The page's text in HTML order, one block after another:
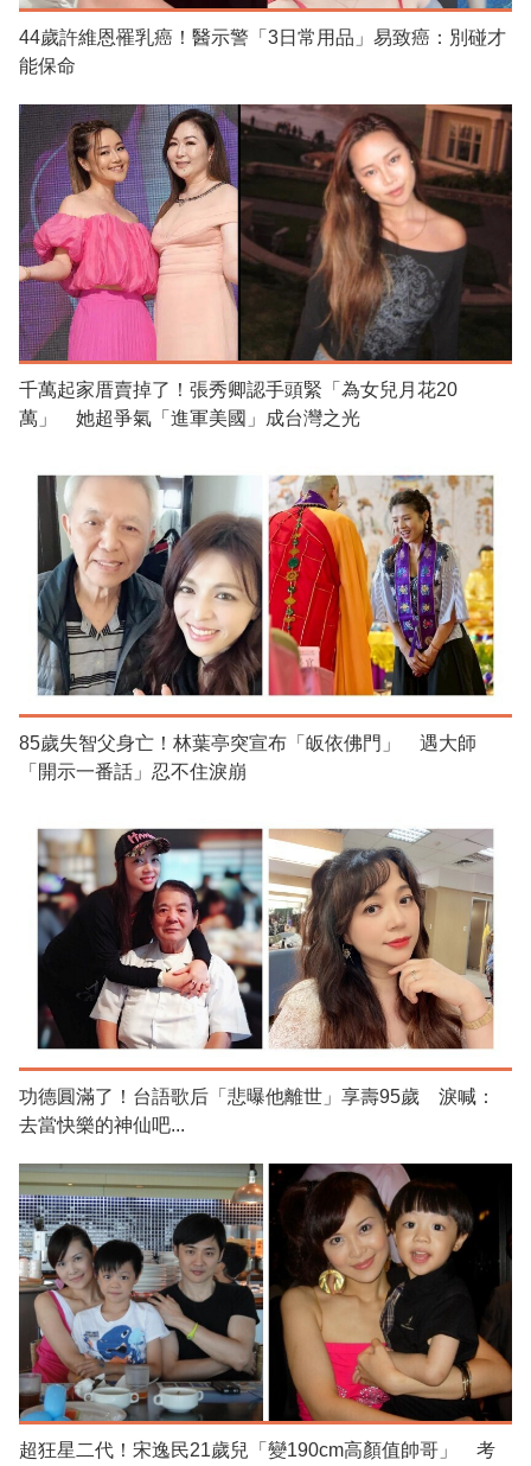
44歲許維恩罹乳癌！醫示警「3日常用品」易致癌：別碰才
能保命
千萬起家厝賣掉了！張秀卿認手頭緊「為女兒月花20
萬」 她超爭氣「進軍美國」成台灣之光
85歲失智父身亡！林葉亭突宣布「皈依佛門」 遇大師
「開示一番話」忍不住淚崩
功德圓滿了！台語歌后「悲曝他離世」享壽95歲 淚喊：
去當快樂的神仙吧...
超狂星二代！宋逸民21歲兒「變190cm高顏值帥哥」 考